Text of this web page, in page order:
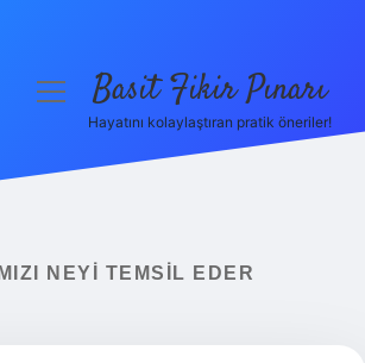
menüyüBasit Fikir Pınarı
Hayatını kolaylaştıran pratik öneriler!
NEYI TEMSIL EDER